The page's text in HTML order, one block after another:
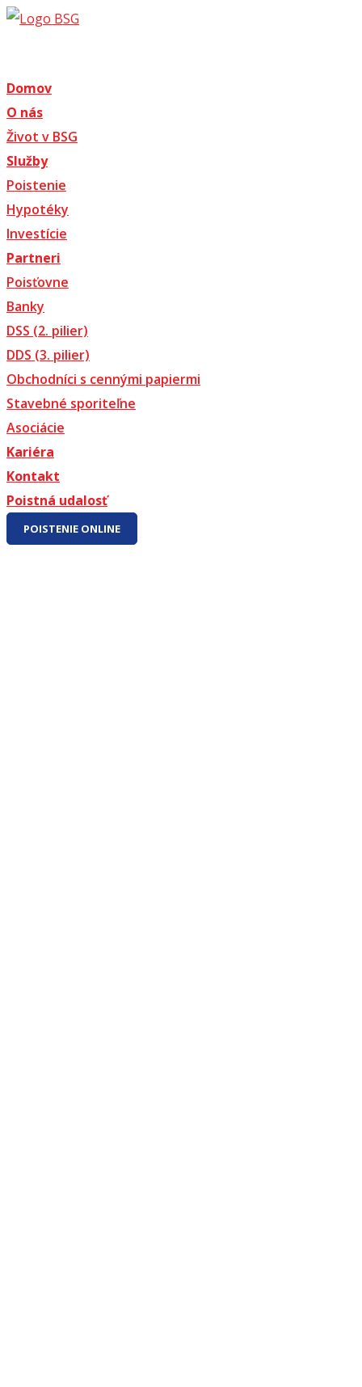
Domov
O nás
Život v BSG
Služby
Poistenie
Hypotéky
Investície
Partneri
Poisťovne
Banky
DSS (2. pilier)
DDS (3. pilier)
Obchodníci s cennými papiermi
Stavebné sporiteľne
Asociácie
Kariéra
Kontakt
Poistná udalosť
POISTENIE ONLINE